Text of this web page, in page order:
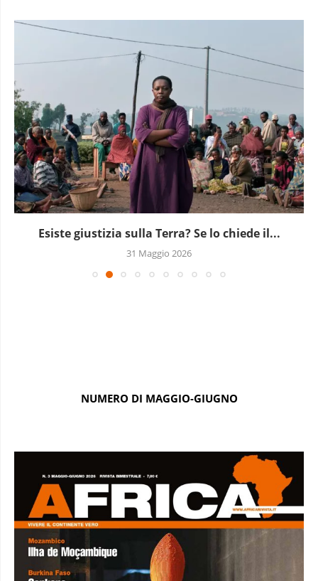
Esiste giustizia sulla Terra? Se lo chiede il...
31 Maggio 2026
NUMERO DI MAGGIO-GIUGNO